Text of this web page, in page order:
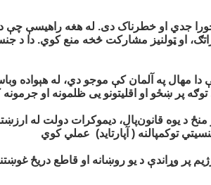
خورا جدي او خطرناک دی. له هغه راهیسې
او ټولنیز مشارکت څخه منع کوي. دا د
په آلمان کې موجو دي، له هېواده
پر ښځو او اقلیتونو یی ظلمونه او
د یوه قانون‌پال، دیموکرات دولت له
توکمپالنه ( آپارتاید) عملي کوي
پر وړاندې د یو روښانه او قاطع دریځ